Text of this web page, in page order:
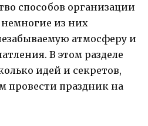
способов организации
из них
атмосферу и
В этом разделе
идей и секретов,
провести праздник на